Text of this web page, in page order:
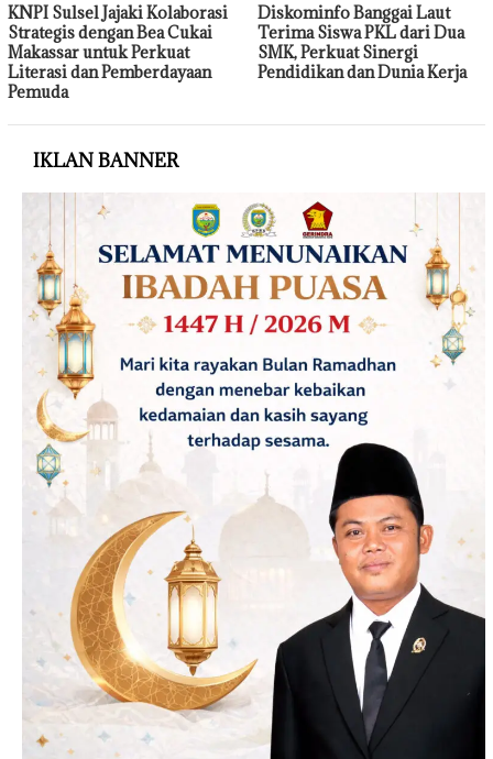
KNPI Sulsel Jajaki Kolaborasi
Strategis dengan Bea Cukai
Makassar untuk Perkuat
Literasi dan Pemberdayaan
Pemuda
Diskominfo Banggai Laut
Terima Siswa PKL dari Dua
SMK, Perkuat Sinergi
Pendidikan dan Dunia Kerja
IKLAN BANNER